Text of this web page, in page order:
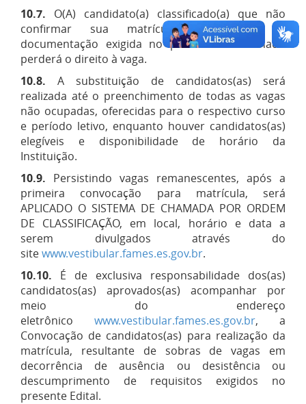
10.7. O(A) candidato(a) classificado(a) que não
confirmar sua matrícula por falta da
documentação exigida no período determinado
perderá o direito à vaga.
10.8.
A substituição de candidatos(as) será
realizada até o preenchimento de todas as vagas
não ocupadas, oferecidas para o respectivo curso
e período letivo, enquanto houver candidatos(as)
elegíveis e disponibilidade de horário da
Instituição.
10.9. Persistindo vagas remanescentes, após a
primeira convocação para matrícula, será
APLICADO O SISTEMA DE CHAMADA POR ORDEM
DE CLASSIFICAÇÃO, em local, horário e data a
serem divulgados através do
sitewww.vestibular.fames.es.gov.br.
10.10. É de exclusiva responsabilidade dos(as)
candidatos(as) aprovados(as) acompanhar por
meio do endereço
eletrônico www.vestibular.fames.es.gov.br, a
Convocação de candidatos(as) para realização da
matrícula, resultante de sobras de vagas em
decorrência de ausência ou desistência ou
descumprimento de requisitos exigidos no
presente Edital.